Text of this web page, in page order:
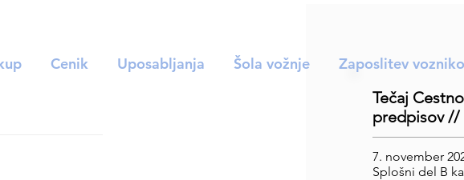
Tečaj
predpisov //
7. november
Splošni del B
Cenik Uposabljanja Šola vožnje Zaposlitev